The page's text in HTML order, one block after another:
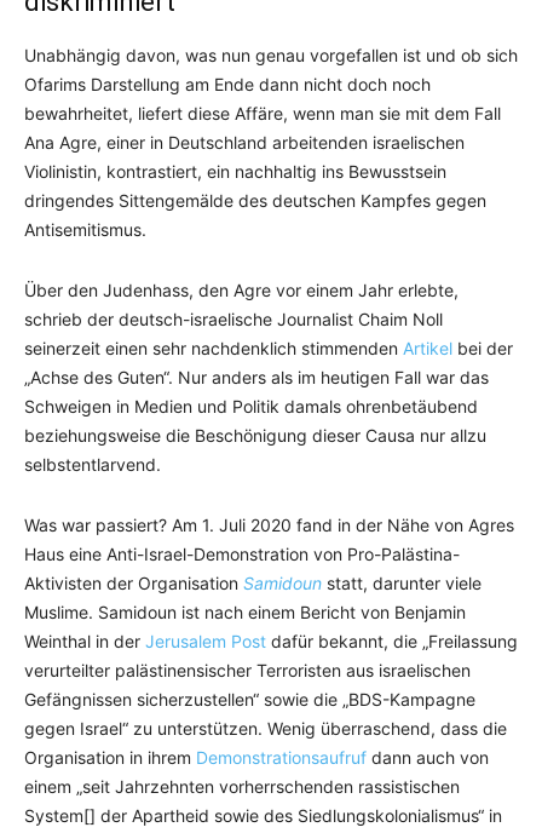
Unabhängig davon, was nun genau vorgefallen ist und ob sich
Ofarims Darstellung am Ende dann nicht doch noch
bewahrheitet, liefert diese Affäre, wenn man sie mit dem Fall
Ana Agre, einer in Deutschland arbeitenden israelischen
Violinistin, kontrastiert, ein nachhaltig ins Bewusstsein
dringendes Sittengemälde des deutschen Kampfes gegen
Antisemitismus.
Über den Judenhass, den Agre vor einem Jahr erlebte,
schrieb der deutsch-israelische Journalist Chaim Noll
seinerzeit einen sehr nachdenklich stimmenden Artikel bei der
„Achse des Guten“. Nur anders als im heutigen Fall war das
Schweigen in Medien und Politik damals ohrenbetäubend
beziehungsweise die Beschönigung dieser Causa nur allzu
selbstentlarvend.
Was war passiert? Am 1. Juli 2020 fand in der Nähe von Agres
Haus eine Anti-Israel-Demonstration von Pro-Palästina-
Aktivisten der Organisation Samidoun statt, darunter viele
Muslime. Samidoun ist nach einem Bericht von Benjamin
Weinthal in der Jerusalem Post dafür bekannt, die „Freilassung
verurteilter palästinensischer Terroristen aus israelischen
Gefängnissen sicherzustellen“ sowie die „BDS-Kampagne
gegen Israel“ zu unterstützen. Wenig überraschend, dass die
Organisation in ihrem Demonstrationsaufruf dann auch von
einem „seit Jahrzehnten vorherrschenden rassistischen
System[] der Apartheid sowie des Siedlungskolonialismus“ in